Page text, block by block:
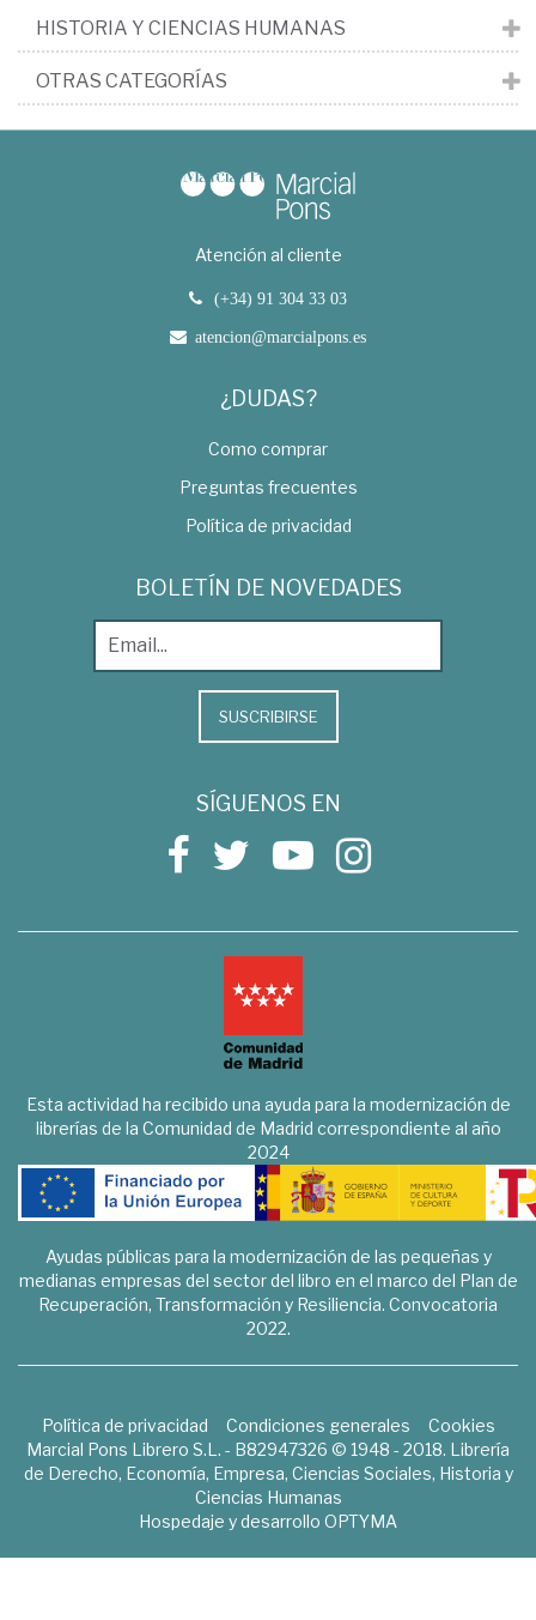
HISTORIA Y CIENCIAS HUMANAS
OTRAS CATEGORÍAS
Atención al cliente
(+34) 91 304 33 03
atencion@marcialpons.es
¿DUDAS?
Como comprar
Preguntas frecuentes
Política de privacidad
BOLETÍN DE NOVEDADES
SUSCRIBIRSE
SÍGUENOS EN
Esta actividad ha recibido una ayuda para la modernización de
librerías de la Comunidad de Madrid correspondiente al año
2024
Ayudas públicas para la modernización de las pequeñas y
medianas empresas del sector del libro en el marco del Plan de
Recuperación, Transformación y Resiliencia. Convocatoria
2022.
Política de privacidad Condiciones generales
Cookies
Marcial Pons Librero S.L. - B82947326 © 1948 - 2018. Librería
de Derecho, Economía, Empresa, Ciencias Sociales, Historia y
Ciencias Humanas
Hospedaje y desarrollo OPTYMA